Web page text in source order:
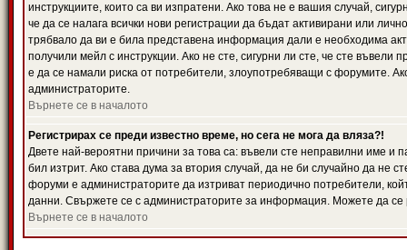
инструкциите, които са ви изпратени. Ако това не е вашия случай,
че да се налага всички нови регистрации да бъдат активирани или
трябвало да ви е била представена информация дали е необходима
получили мейл с инструкции. Ако не сте, сигурни ли сте, че сте
е да се намали риска от потребители, злоупотребяващи с форумите.
администраторите.
Върнете се в началото
Регистрирах се преди известно време, но сега не мога да вляза?!
Двете най-вероятни причини за това са: въвели сте неправилни име и
бил изтрит. Ако става дума за втория случай, да не би случайно да
форуми е администраторите да изтриват периодично потребители,
данни. Свържете се с администраторите за информация. Можете да се
Върнете се в началото